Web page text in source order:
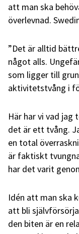
att man ska
överlevnad.
”Det är alltid
något alls.
som ligger till
aktivitetstvång i
Här har vi vad jag
det är ett tvång.
en total
är faktiskt
har det varit
Idén att man ska
att bli
den biten är en